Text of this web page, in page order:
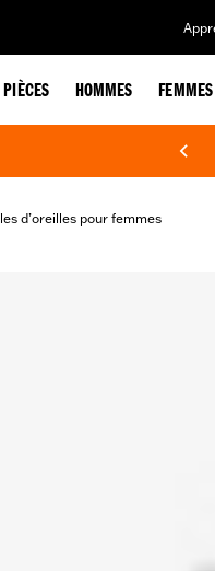
PIÈCES HOMMES FEMMES
d’oreilles pour femmes